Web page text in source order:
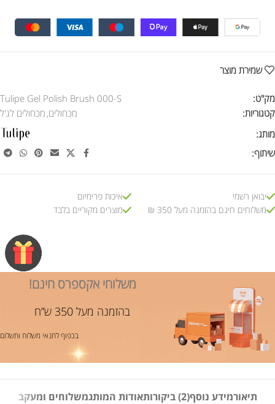
שמירת מוצר
מק"ט:
Tulipe Gel Polish Brush 000-S
קטגוריות:
מכחולים, מכחולים לג'ל
מותג:
שיתוף:
יבואן רשמי
משלוחים חינם בהזמנה מעל 350 ₪
איכות פרימיום
מוצרים מקוריים בלבד
משלוחי אקספרס חינם!
בהזמנה מעל 350 ש”ח
בכפוף לתנאי משלוח ותשלום
תיאורמידע נוסף(2) ביקורות אודות המותגמשלוחים ומעקב